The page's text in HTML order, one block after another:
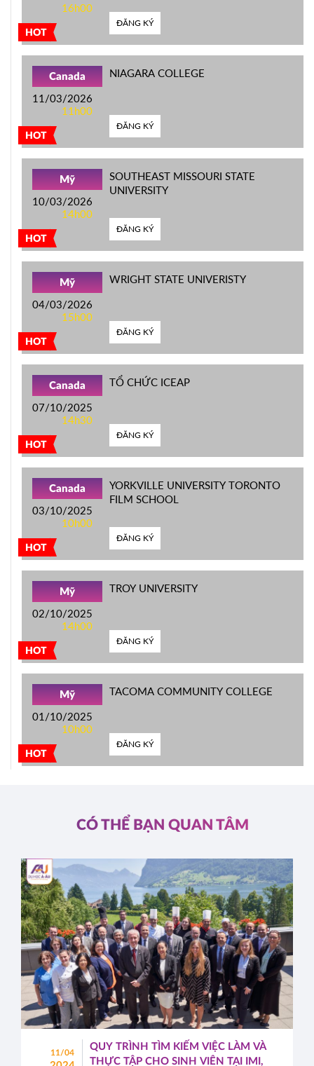
HOT
16h00
ĐĂNG KÝ
HOT
Canada
11/03/2026
11h00
NIAGARA COLLEGE
ĐĂNG KÝ
HOT
Mỹ
10/03/2026
14h00
SOUTHEAST MISSOURI STATE
UNIVERSITY
ĐĂNG KÝ
HOT
Mỹ
04/03/2026
15h00
WRIGHT STATE UNIVERISTY
ĐĂNG KÝ
HOT
Canada
07/10/2025
14h30
TỔ CHỨC ICEAP
ĐĂNG KÝ
HOT
Canada
03/10/2025
10h00
YORKVILLE UNIVERSITY TORONTO
FILM SCHOOL
ĐĂNG KÝ
HOT
Mỹ
02/10/2025
14h00
TROY UNIVERSITY
ĐĂNG KÝ
HOT
Mỹ
01/10/2025
10h00
TACOMA COMMUNITY COLLEGE
ĐĂNG KÝ
CÓ THỂ BẠN QUAN TÂM
11/04
QUY TRÌNH TÌM KIẾM VIỆC LÀM VÀ
THỰC TẬP CHO SINH VIÊN TẠI IMI,